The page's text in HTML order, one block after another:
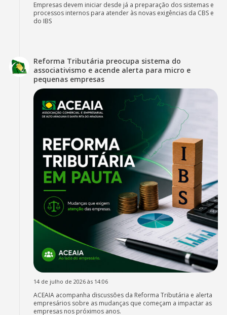
Empresas devem iniciar desde já a preparação dos sistemas e
processos internos para atender às novas exigências da CBS e
do IBS
Reforma Tributária preocupa sistema do
associativismo e acende alerta para micro e
pequenas empresas
14 de julho de 2026 às 14:06
ACEAIA acompanha discussões da Reforma Tributária e alerta
empresários sobre as mudanças que começam a impactar as
empresas nos próximos anos.